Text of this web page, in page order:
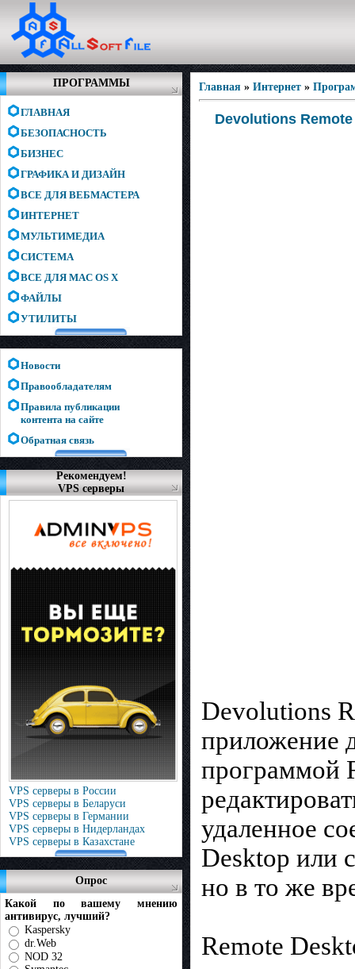
ПРОГРАММЫ
ГЛАВНАЯ
БЕЗОПАСНОСТЬ
БИЗНЕС
ГРАФИКА И ДИЗАЙН
ВСЕ ДЛЯ ВЕБМАСТЕРА
ИНТЕРНЕТ
МУЛЬТИМЕДИА
СИСТЕМА
ВСЕ ДЛЯ MAC OS X
ФАЙЛЫ
УТИЛИТЫ
Новости
Правообладателям
Правила публикации
контента на сайте
Обратная связь
Рекомендуем!
VPS серверы
VPS серверы в России
VPS серверы в Беларуси
VPS серверы в Германии
VPS серверы в Нидерландах
VPS серверы в Казахстане
Опрос
Какой по вашему мнению
антивирус, лучший?
Kaspersky
dr.Web
NOD 32
Главная » Интернет »
Devolutions
Devolutions
приложение
программой
удаленное
Desktop или
но в то же
Remote